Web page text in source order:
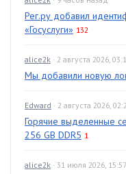
Рег.ру добавил
«Госуслуги» 132
alice2k · 2 августа 2026,
Мы добавили новую
Edward · 2 августа 2026,
Горячие выделенные
256 GB DDR5 1
alice2k · 31 июля 2026, 15:57